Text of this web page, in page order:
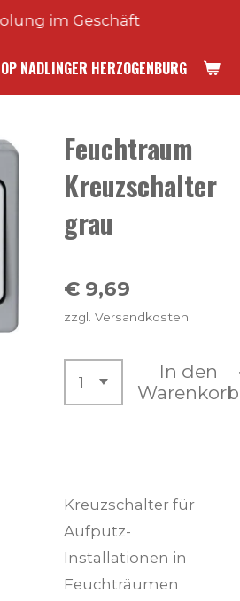
NADLINGER HERZOGENBURG
im Geschäft
Feuchtraum
Kreuzschalter
grau
€ 9,69
zzgl. Versandkosten
In den
Warenkorb
Kreuzschalter für
Aufputz-
Installationen in
Feuchträumen